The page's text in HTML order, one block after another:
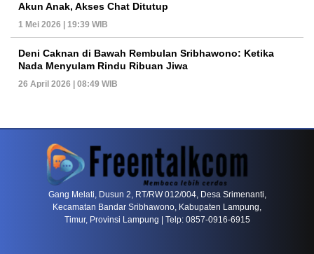
Akun Anak, Akses Chat Ditutup
1 Mei 2026 | 19:39 WIB
Deni Caknan di Bawah Rembulan Sribhawono: Ketika
Nada Menyulam Rindu Ribuan Jiwa
26 April 2026 | 08:49 WIB
PETIR800 LOGIN Baccarat Dan Evolusi Game Meja Digital
Gang Melati, Dusun 2, RT/RW 012/004, Desa Srimenanti,
Kecamatan Bandar Sribhawono, Kabupaten Lampung,
Timur, Provinsi Lampung | Telp: 0857-0916-6915